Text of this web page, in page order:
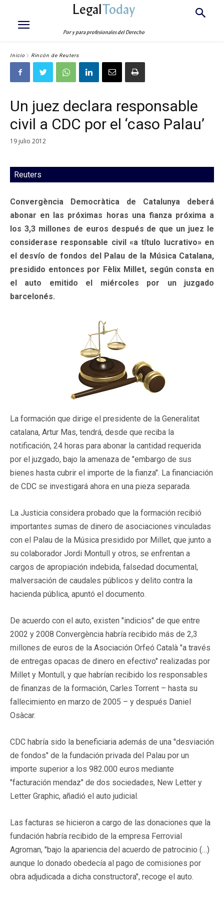
LegalToday
Por y para profesionales del Derecho
Inicio Rincón de Reuters
Un juez declara responsable
civil a CDC por el ‘caso Palau’
19 julio 2012
Reuters
Convergència Democràtica de Catalunya deberá
abonar en las próximas horas una fianza próxima a
los 3,3 millones de euros después de que un juez le
considerase responsable civil «a título lucrativo» en
el desvío de fondos del Palau de la Música Catalana,
presidido entonces por Fèlix Millet, según consta en
el auto emitido el miércoles por un juzgado
barcelonés.
La formación que dirige el presidente de la Generalitat
catalana, Artur Mas, tendrá, desde que reciba la
notificación, 24 horas para abonar la cantidad requerida
por el juzgado, bajo la amenaza de "embargo de sus
bienes hasta cubrir el importe de la fianza". La financiación
de CDC se investigará ahora en una pieza separada.
La Justicia considera probado que la formación recibió
importantes sumas de dinero de asociaciones vinculadas
con el Palau de la Música presidido por Millet, que junto a
su colaborador Jordi Montull y otros, se enfrentan a
cargos de apropiación indebida, falsedad documental,
malversación de caudales públicos y delito contra la
hacienda pública, apuntó el documento.
De acuerdo con el auto, existen "indicios" de que entre
2002 y 2008 Convergència habría recibido más de 2,3
millones de euros de la Asociación Orfeó Català "a través
de entregas opacas de dinero en efectivo" realizadas por
Millet y Montull, y que habrían recibido los responsables
de finanzas de la formación, Carles Torrent – hasta su
fallecimiento en marzo de 2005 – y después Daniel
Osàcar.
CDC habría sido la beneficiaria además de una "desviación
de fondos" de la fundación privada del Palau por un
importe superior a los 982.000 euros mediante
"facturación mendaz" de dos sociedades, New Letter y
Letter Graphic, añadió el auto judicial.
Las facturas se hicieron a cargo de las donaciones que la
fundación habría recibido de la empresa Ferrovial
Agroman, "bajo la apariencia del acuerdo de patrocinio (…)
aunque lo donado obedecía al pago de comisiones por
obra adjudicada a dicha constructora", recoge el auto.